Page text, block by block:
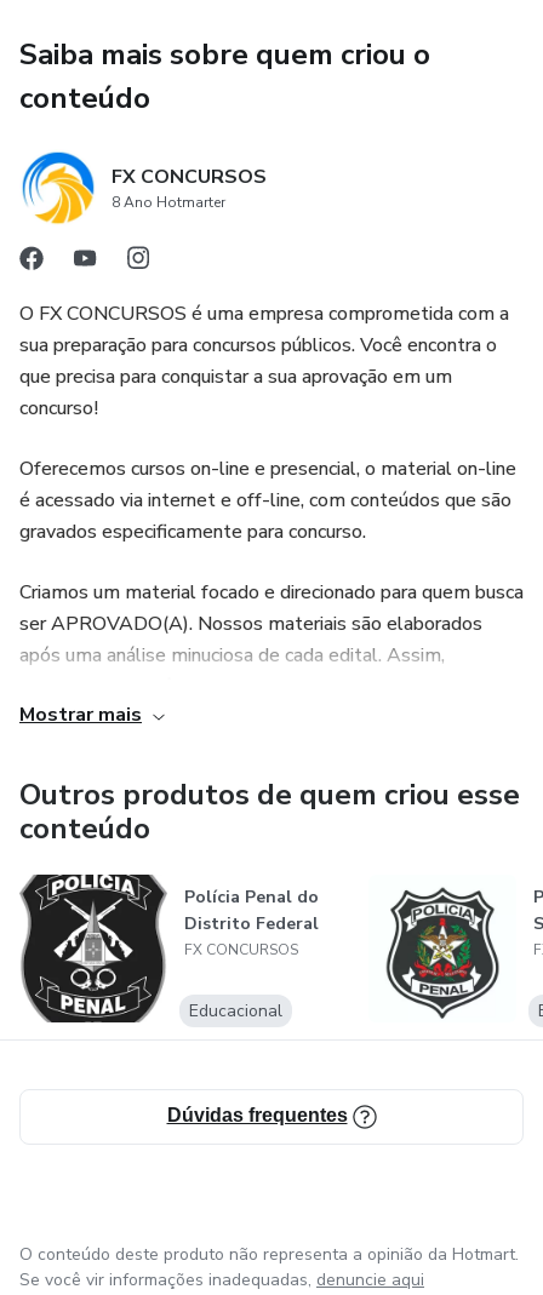
3. Diagnóstico do estudo: o Simulado Polícia Penal ES
também funciona como um diagnóstico do estudo,
identifiquem suas principais dificuldades. Com isso, é
possível ajustar a preparação e aumentar as chances de
sucesso no concurso.
ES foi elaborado por especialistas em concursos públicos,
que conhecem as principais características das provas e os
conteúdos mais cobrados. Com isso, os candidatos têm a
qualidade e confiável.
Saiba mais sobre quem criou o
conteúdo
FX CONCURSOS
8 Ano Hotmarter
O FX CONCURSOS é uma empresa comprometida com a
sua preparação para concursos públicos. Você encontra o
que precisa para conquistar a sua aprovação em um
concurso!
Oferecemos cursos on-line e presencial, o material on-line
é acessado via internet e off-line, com conteúdos que são
gravados especificamente para concurso.
Criamos um material focado e direcionado para quem busca
ser APROVADO(A). Nossos materiais são elaborados
após uma análise minuciosa de cada edital. Assim,
que está iniciando os estudos ou que já são intermediários
e avançados.
Nossos professores são parte fundamental e essencial na
sua preparação, por isso, todos são habilitados em suas
respectivas matérias com ampla experiência em cursos
preparatório, e totalmente comprometidos com a sua
aprovação.
portanto, ajudá-lo a chegar lá!
Mostrar mais
Outros produtos de quem criou esse
conteúdo
Polícia Penal do
Distrito Federal
FX CONCURSOS
Educacional
Dúvidas frequentes
O conteúdo deste produto não representa a opinião da Hotmart.
Se você vir informações inadequadas, denuncie aqui